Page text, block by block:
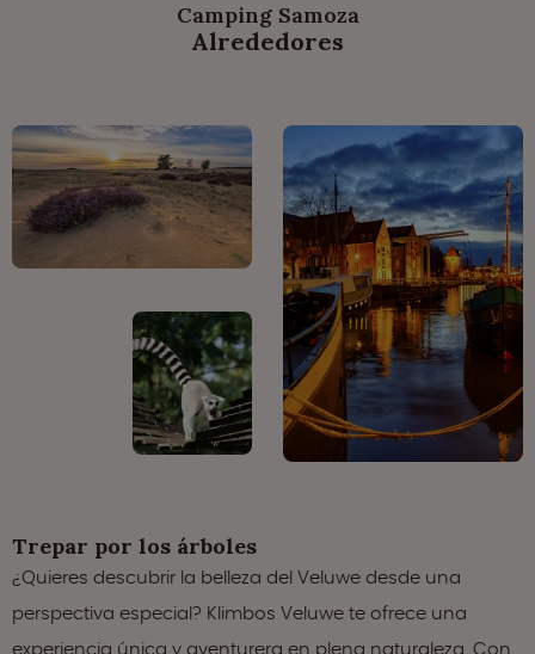
Camping Samoza
Alrededores
Trepar por los árboles
¿Quieres descubrir la belleza del Veluwe desde una
perspectiva especial? Klimbos Veluwe te ofrece una
experiencia única y aventurera en plena naturaleza. Con